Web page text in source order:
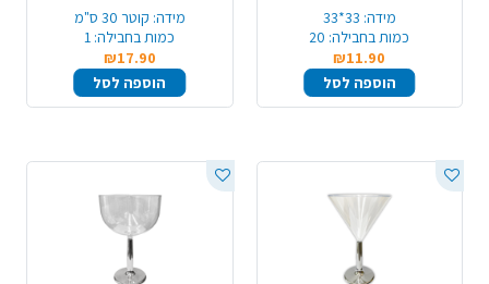
מידה: 33*33
כמות בחבילה: 20
₪11.90
הוספה לסל
מידה: קוטר 30 ס"מ
כמות בחבילה: 1
₪17.90
הוספה לסל